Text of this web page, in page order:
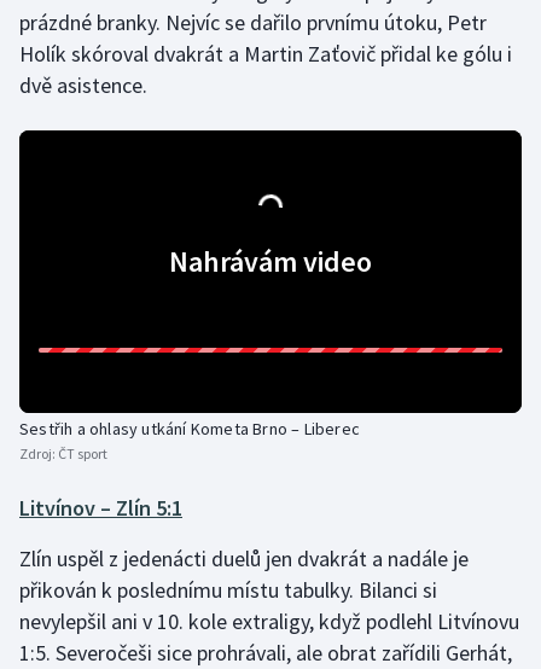
prázdné branky. Nejvíc se dařilo prvnímu útoku, Petr
Holík skóroval dvakrát a Martin Zaťovič přidal ke gólu i
dvě asistence.
Nahrávám video
Sestřih a ohlasy utkání Kometa Brno – Liberec
Zdroj: ČT sport
Litvínov – Zlín 5:1
Zlín uspěl z jedenácti duelů jen dvakrát a nadále je
přikován k poslednímu místu tabulky. Bilanci si
nevylepšil ani v 10. kole extraligy, když podlehl Litvínovu
1:5. Severočeši sice prohrávali, ale obrat zařídili Gerhát,